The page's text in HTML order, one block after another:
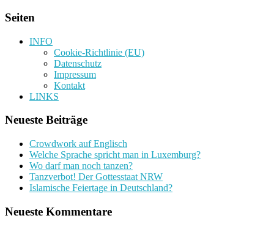
Seiten
INFO
Cookie-Richtlinie (EU)
Datenschutz
Impressum
Kontakt
LINKS
Neueste Beiträge
Crowdwork auf Englisch
Welche Sprache spricht man in Luxemburg?
Wo darf man noch tanzen?
Tanzverbot! Der Gottesstaat NRW
Islamische Feiertage in Deutschland?
Neueste Kommentare